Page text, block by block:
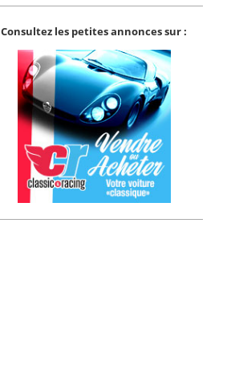
Consultez les petites annonces sur :